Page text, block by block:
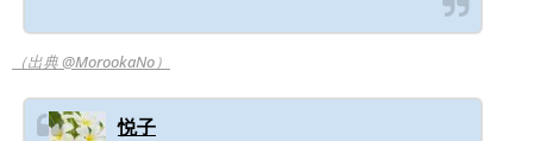
（出典 @MorookaNo）
悦子